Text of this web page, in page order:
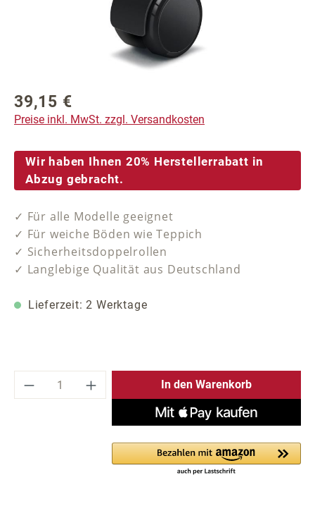
Regulärer Preis:
39,15 €
Preise inkl. MwSt. zzgl. Versandkosten
Wir haben Ihnen 20% Herstellerrabatt in
Abzug gebracht.
✓ Für alle Modelle geeignet
✓ Für weiche Böden wie Teppich
✓ Sicherheitsdoppelrollen
✓ Langlebige Qualität aus Deutschland
Lieferzeit: 2 Werktage
Produkt Anzahl: Gib den gewünschten
In den Warenkorb